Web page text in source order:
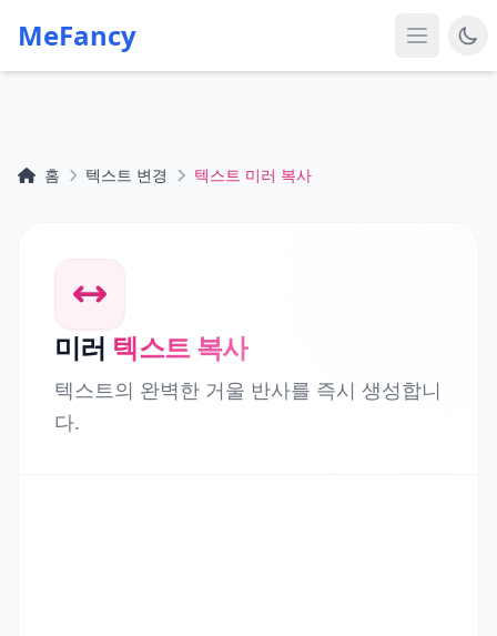
MeFancy
홈 텍스트 변경 텍스트 미러 복사
미러 텍스트 복사
텍스트의 완벽한 거울 반사를 즉시 생성합니
다.